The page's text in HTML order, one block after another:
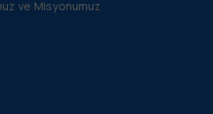
ve Misyonumuz